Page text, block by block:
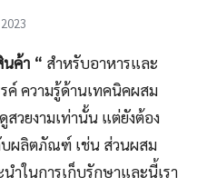
ค้า “ สำหรับอาหารและ
ค์ ความรู้ด้านเทคนิคผสม
สวยงามเท่านั้น แต่ยังต้อง
บผลิตภัณฑ์ เช่น ส่วนผสม
ำในการเก็บรักษาและนี้เรา